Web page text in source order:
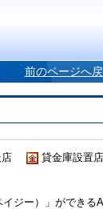
前のページへ
貸金庫設置店
ジー）」ができる